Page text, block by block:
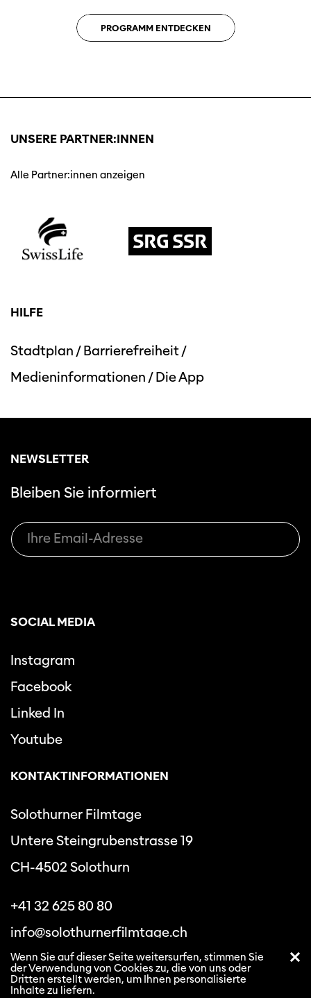
PROGRAMM ENTDECKEN
UNSERE PARTNER:INNEN
Alle Partner:innen anzeigen
HILFE
Stadtplan /Barrierefreiheit/
Medieninformationen /Die App
NEWSLETTER
Bleiben Sie informiert
SOCIAL MEDIA
Instagram
Facebook
Linked In
Youtube
KONTAKTINFORMATIONEN
Solothurner Filmtage
Untere Steingrubenstrasse 19
CH-4502 Solothurn
+41 32 625 80 80
info@solothurnerfilmtage.ch
Wenn Sie auf dieser Seite weitersurfen, stimmen Sie
der Verwendung von Cookies zu, die von uns oder
Dritten erstellt werden, um Ihnen personalisierte
Inhalte zu liefern.